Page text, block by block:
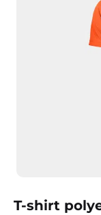
T-shirt